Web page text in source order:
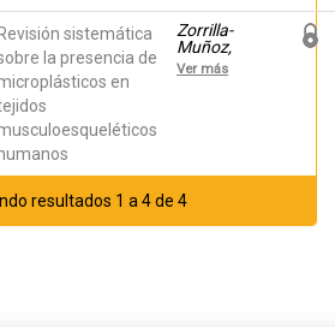
Revisión sistemática
la presencia de
en
humanos
Zorrilla-
Muñoz,
Vanessa;
Jiménez-
Madrigal-
Verdú,
Ochando-
Ver más
resultados 1 a 4 de 4